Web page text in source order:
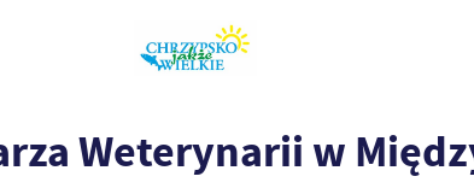
Weterynarii w